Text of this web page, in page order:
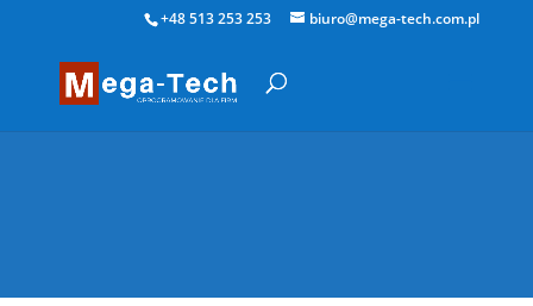
+48 513 253 253 biuro@mega-tech.com.pl